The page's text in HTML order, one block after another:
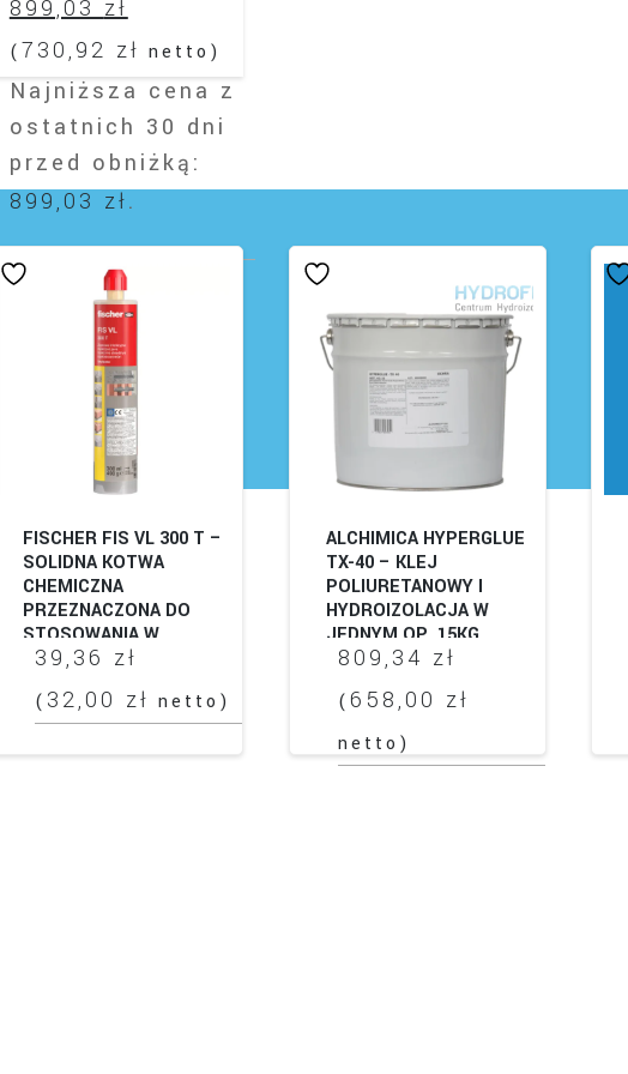
wynosiła:
922,50 zł.
899,03zł
cena
wynosi:
899,03 zł.
(730,92 zł netto)
Najniższa cena z
ostatnich 30 dni
przed obniżką:
899,03 zł.
FISCHER FIS VL 300 T –
SOLIDNA KOTWA
CHEMICZNA
PRZEZNACZONA DO
STOSOWANIA W
BETONIE
MURACH
39,36 zł
( 32,00 zł netto)
ALCHIMICA HYPERGLUE
TX-40 – KLEJ
POLIURETANOWY I
HYDROIZOLACJA W
JEDNYM OP. 15KG
809,34 zł
(658,00 zł
netto)